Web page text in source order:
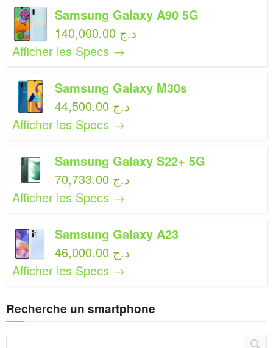
Samsung Galaxy A90 5G
140,000.00 د.ج
Afficher les Specs →
Samsung Galaxy M30s
44,500.00 د.ج
Afficher les Specs →
Samsung Galaxy S22+ 5G
70,733.00 د.ج
Afficher les Specs →
Samsung Galaxy A23
46,000.00 د.ج
Afficher les Specs →
Recherche un smartphone